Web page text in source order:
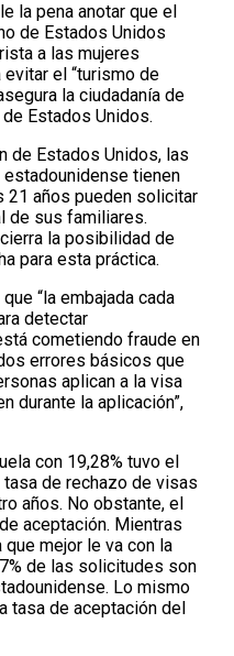
la pena anotar que el
de Estados Unidos
a las mujeres
el “turismo de
la ciudadanía de
Estados Unidos.
de Estados Unidos, las
tienen
21 años pueden solicitar
de sus familiares.
la posibilidad de
para esta práctica.
“la embajada cada
detectar
cometiendo fraude en
errores básicos que
aplican a la visa
durante la aplicación”,
con 19,28% tuvo el
de rechazo de visas
años. No obstante, el
aceptación. Mientras
mejor le va con la
de las solicitudes son
Lo mismo
tasa de aceptación del